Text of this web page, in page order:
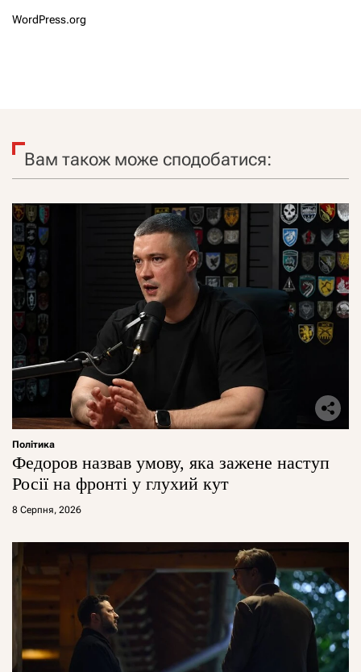
WordPress.org
Вам також може сподобатися:
Політика
Федоров назвав умову, яка зажене наступ
Росії на фронті у глухий кут
8 Серпня, 2026